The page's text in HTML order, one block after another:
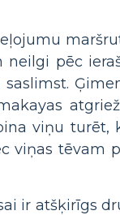
pēc
viņu turēt,
viņas tēvam
ir atšķirīgs